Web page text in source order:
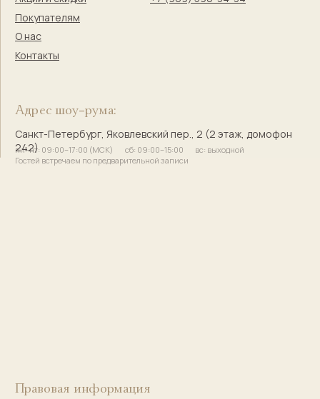
© 2017–2025 Индивидуальный предприниматель
Кузнецова Марина Сергеевна